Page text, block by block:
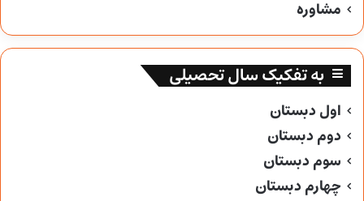
مشاوره
به تفکیک سال تحصیلی
اول دبستان
دوم دبستان
سوم دبستان
چهارم دبستان